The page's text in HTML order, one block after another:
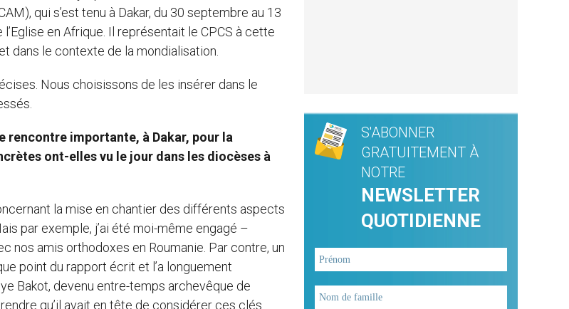
qui s’est tenu à Dakar, du 30 septembre au 13
en Afrique. Il représentait le CPCS à cette
dans le contexte de la mondialisation.
Nous choisissons de les insérer dans le
rencontre importante, à Dakar, pour la
ont-elles vu le jour dans les diocèses à
la mise en chantier des différents aspects
par exemple, j’ai été moi-même engagé –
nos amis orthodoxes en Roumanie. Par contre, un
point du rapport écrit et l’a longuement
Bakot, devenu entre-temps archevêque de
qu’il avait en tête de considérer ces clés
S'ABONNER
GRATUITEMENT À
NOTRE
NEWSLETTER
QUOTIDIENNE